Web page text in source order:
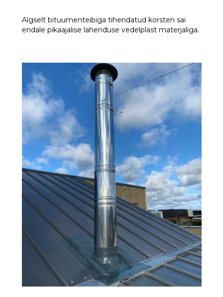
Algselt bituumenteibiga tihendatud korsten sai
endale pikaajalise lahenduse vedelplast materjaliga.